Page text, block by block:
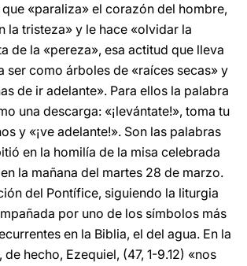
«paraliza» el corazón del hombre,
la tristeza» y le hace «olvidar la
de la «pereza», esa actitud que lleva
ser como árboles de «raíces secas» y
de ir adelante». Para ellos la palabra
una descarga: «¡levántate!», toma tu
y «¡ve adelante!». Son las palabras
en la homilía de la misa celebrada
la mañana del martes 28 de marzo.
del Pontífice, siguiendo la liturgia
por uno de los símbolos más
en la Biblia, el del agua. En la
hecho, Ezequiel, (47, 1-9.12) «nos